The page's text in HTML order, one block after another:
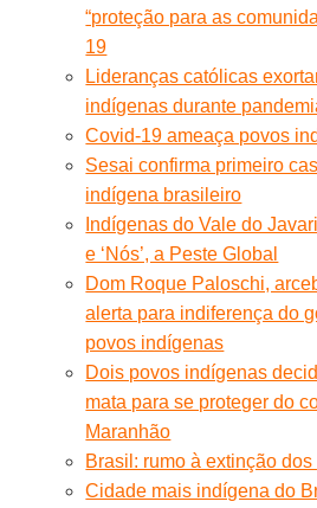
“proteção para as
19
Lideranças católicas
indígenas durante
Covid-19 ameaça povos
Sesai confirma primeiro
indígena brasileiro
Indígenas do Vale do
e ‘Nós’, a Peste Global
Dom Roque Paloschi,
alerta para indiferença do
povos indígenas
Dois povos indígenas
mata para se proteger do
Maranhão
Brasil: rumo à extinção
Cidade mais indígena do